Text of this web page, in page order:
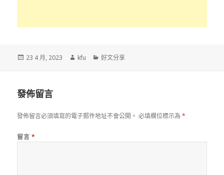
發
23 4 月, 2023
作
kfu
分
好文分享
發佈留言
發佈留言必須填寫的電子郵件地址不會公開。 必填欄位標示為*
留言 *